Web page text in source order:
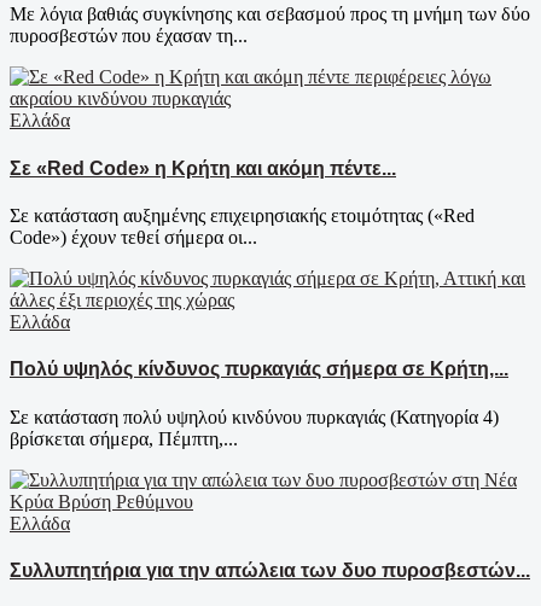
Με λόγια βαθιάς συγκίνησης και σεβασμού προς τη μνήμη των δύο
πυροσβεστών που έχασαν τη...
Ελλάδα
Σε «Red Code» η Κρήτη και ακόμη πέντε...
Σε κατάσταση αυξημένης επιχειρησιακής ετοιμότητας («Red
Code») έχουν τεθεί σήμερα οι...
Ελλάδα
Πολύ υψηλός κίνδυνος πυρκαγιάς σήμερα σε Κρήτη,...
Σε κατάσταση πολύ υψηλού κινδύνου πυρκαγιάς (Κατηγορία 4)
βρίσκεται σήμερα, Πέμπτη,...
Ελλάδα
Συλλυπητήρια για την απώλεια των δυο πυροσβεστών...